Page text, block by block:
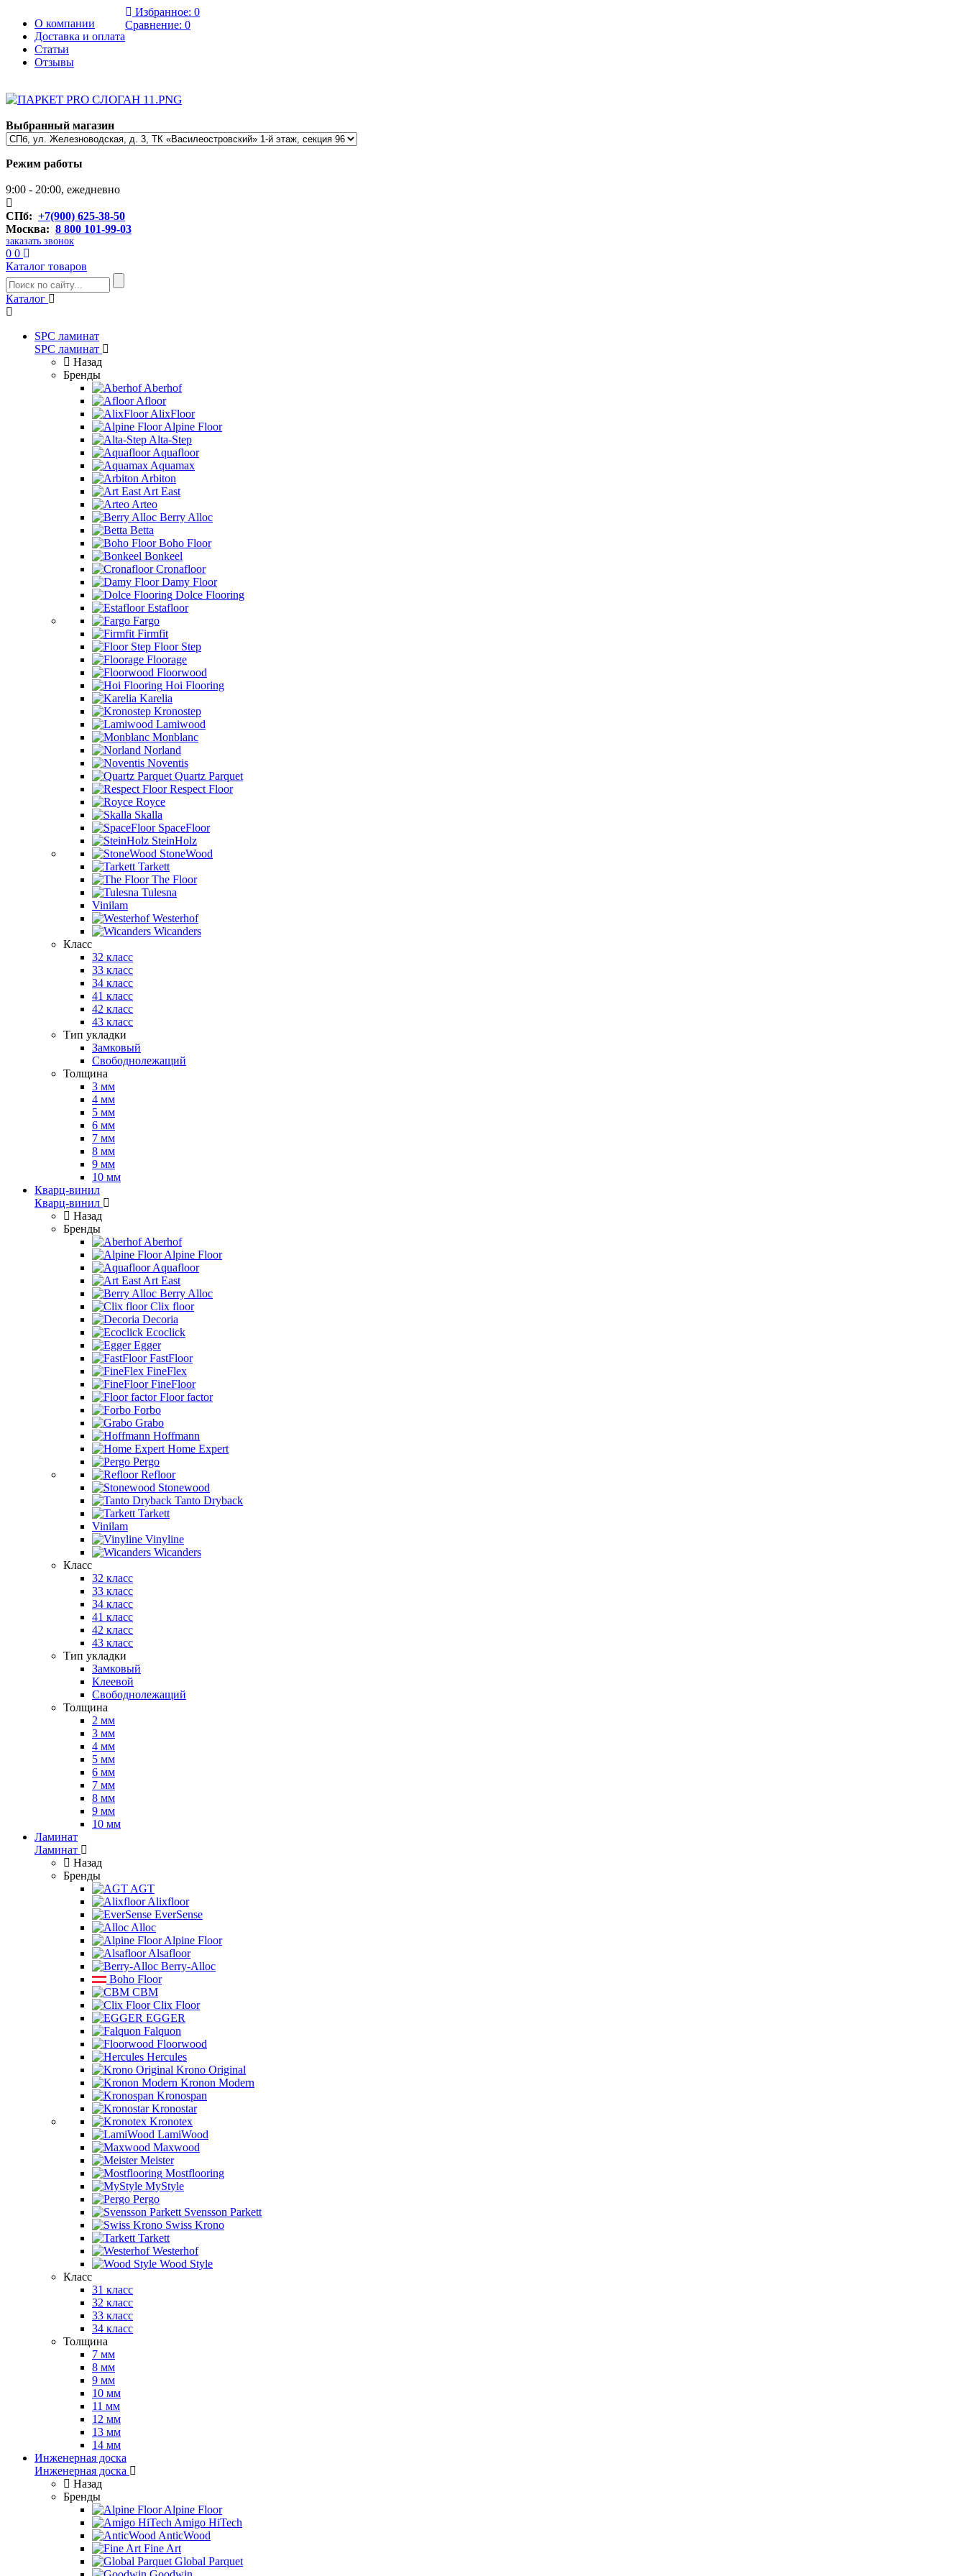
О компании
Доставка и оплата
Статьи
Отзывы
Избранное: 0
Сравнение: 0
Выбранный магазин
Режим работы
9:00 - 20:00, ежедневно
СПб: +7(900) 625-38-50
Москва: 8 800 101-99-03
заказать звонок
0 0
Каталог товаров
Каталог
SPC ламинат
SPC ламинат
Назад
Бренды
Aberhof
Afloor
AlixFloor
Alpine Floor
Alta-Step
Aquafloor
Aquamax
Arbiton
Art East
Arteo
Berry Alloc
Betta
Boho Floor
Bonkeel
Cronafloor
Damy Floor
Dolce Flooring
Estafloor
Fargo
Firmfit
Floor Step
Floorage
Floorwood
Hoi Flooring
Karelia
Kronostep
Lamiwood
Monblanc
Norland
Noventis
Quartz Parquet
Respect Floor
Royce
Skalla
SpaceFloor
SteinHolz
StoneWood
Tarkett
The Floor
Tulesna
Vinilam
Westerhof
Wicanders
Класс
32 класс
33 класс
34 класс
41 класс
42 класс
43 класс
Тип укладки
Замковый
Свободнолежащий
Толщина
3 мм
4 мм
5 мм
6 мм
7 мм
8 мм
9 мм
10 мм
Кварц-винил
Кварц-винил
Назад
Бренды
Aberhof
Alpine Floor
Aquafloor
Art East
Berry Alloc
Clix floor
Decoria
Ecoclick
Egger
FastFloor
FineFlex
FineFloor
Floor factor
Forbo
Grabo
Hoffmann
Home Expert
Pergo
Refloor
Stonewood
Tanto Dryback
Tarkett
Vinilam
Vinyline
Wicanders
Класс
32 класс
33 класс
34 класс
41 класс
42 класс
43 класс
Тип укладки
Замковый
Клеевой
Свободнолежащий
Толщина
2 мм
3 мм
4 мм
5 мм
6 мм
7 мм
8 мм
9 мм
10 мм
Ламинат
Ламинат
Назад
Бренды
AGT
Alixfloor
EverSense
Alloc
Alpine Floor
Alsafloor
Berry-Alloc
Boho Floor
CBM
Clix Floor
EGGER
Falquon
Floorwood
Hercules
Krono Original
Kronon Modern
Kronospan
Kronostar
Kronotex
LamiWood
Maxwood
Meister
Mostflooring
MyStyle
Pergo
Svensson Parkett
Swiss Krono
Tarkett
Westerhof
Wood Style
Класс
31 класс
32 класс
33 класс
34 класс
Толщина
7 мм
8 мм
9 мм
10 мм
11 мм
12 мм
13 мм
14 мм
Инженерная доска
Инженерная доска
Назад
Бренды
Alpine Floor
Amigo HiTech
AnticWood
Fine Art
Global Parquet